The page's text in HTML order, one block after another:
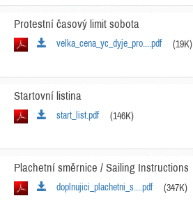
Protestní časový limit sobota
velka_cena_yc_dyje_pro....pdf (19K)
Startovní listina
start_list.pdf (146K)
Plachetní směrnice / Sailing Instructions
doplnujici_plachetni_s....pdf (347K)